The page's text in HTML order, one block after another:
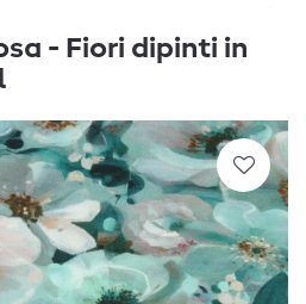
- Fiori dipinti in